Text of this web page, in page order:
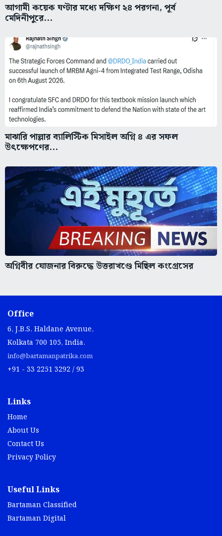
আগামী কয়েক ঘণ্টার মধ্যে দক্ষিণ ২৪ পরগনা, পূর্ব
মেদিনীপুরে...
মাঝারি পাল্লার ব্যালিস্টিক মিসাইল অগ্নি ৪ এর সফল
উৎক্ষেপণের...
অগ্নিবীর যোজনার বিরুদ্ধে উত্তরাখণ্ডে মিছিল কংগ্রেসের
Office
6, J.B.S. Haldane Avenue,
Kolkata 700 105, India.
info@bartamanpatrika.com
+91 - 33 2251 3292 / 93
Links
Home
About Us
Contact Us
Privacy Policy
Useful Links
Bartaman Classified
Bartaman Digital